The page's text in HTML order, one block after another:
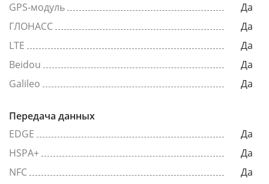
GPS-модуль
Да
ГЛОНАСС
Да
LTE
Да
Beidou
Да
Galileo
Да
Передача данных
EDGE
Да
HSPA+
Да
NFC
Да